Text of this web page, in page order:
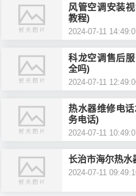
风管空调安装
教程)
2024-07-11
科龙空调售后
全吗)
2024-07-11
热水器维修电
务电话)
2024-07-11
长治市海尔热水
2024-07-11